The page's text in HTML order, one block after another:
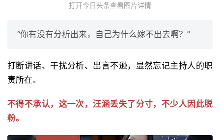
打开今日头条查看图片详情
“你有没有分析出来，自己为什么嫁不出去啊？”
打断讲话、干扰分析、出言不逊，显然忘记主持人的职
责所在。
不得不承认，这一次，汪涵丢失了分寸，不少人因此脱
粉。